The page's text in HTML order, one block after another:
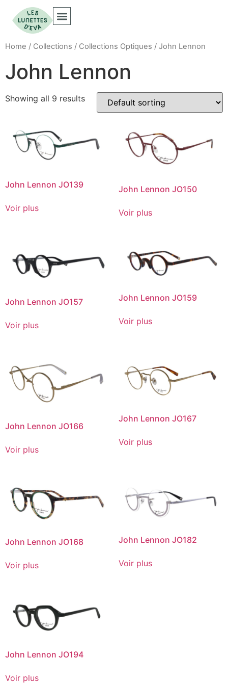
Home / Collections / Collections Optiques / John Lennon
John Lennon
Showing all 9 results
John Lennon JO139
Voir plus
John Lennon JO150
Voir plus
John Lennon JO157
Voir plus
John Lennon JO159
Voir plus
John Lennon JO166
Voir plus
John Lennon JO167
Voir plus
John Lennon JO168
Voir plus
John Lennon JO182
Voir plus
John Lennon JO194
Voir plus